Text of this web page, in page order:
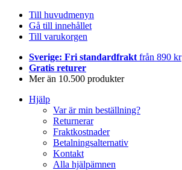
Till huvudmenyn
Gå till innehållet
Till varukorgen
Sverige: Fri standardfrakt från 890 kr
Gratis returer
Mer än 10.500 produkter
Hjälp
Var är min beställning?
Returnerar
Fraktkostnader
Betalningsalternativ
Kontakt
Alla hjälpämnen